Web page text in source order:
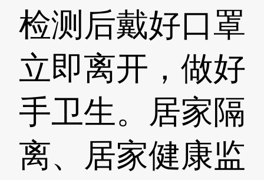
检测后戴好口罩
立即离开，做好
手卫生。居家隔
离、居家健康监